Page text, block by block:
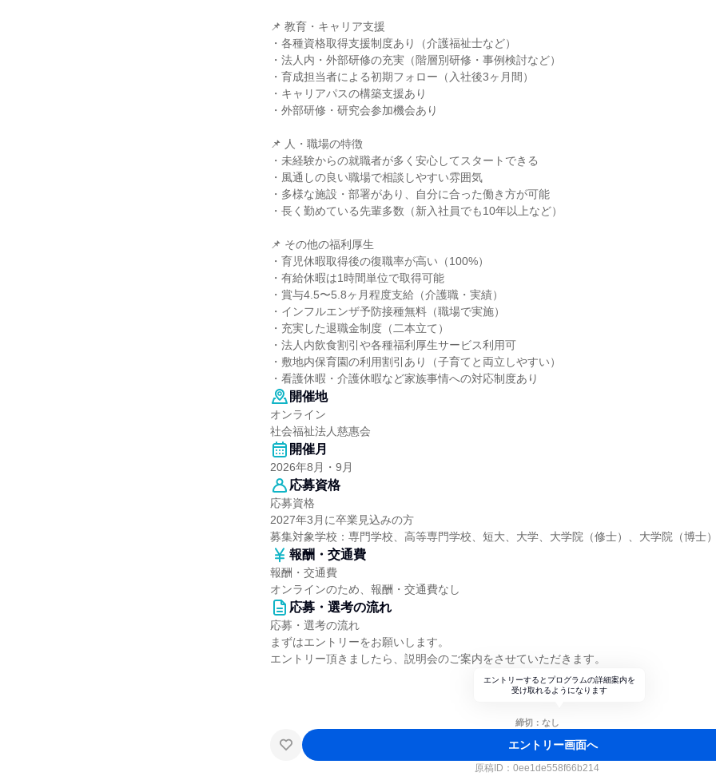
📌 教育・キャリア支援
・各種資格取得支援制度あり（介護福祉士など）
・法人内・外部研修の充実（階層別研修・事例検討など）
・育成担当者による初期フォロー（入社後3ヶ月間）
・キャリアパスの構築支援あり
・外部研修・研究会参加機会あり
📌 人・職場の特徴
・未経験からの就職者が多く安心してスタートできる
・風通しの良い職場で相談しやすい雰囲気
・多様な施設・部署があり、自分に合った働き方が可能
・長く勤めている先輩多数（新入社員でも10年以上など）
📌 その他の福利厚生
・育児休暇取得後の復職率が高い（100%）
・有給休暇は1時間単位で取得可能
・賞与4.5〜5.8ヶ月程度支給（介護職・実績）
・インフルエンザ予防接種無料（職場で実施）
・充実した退職金制度（二本立て）
・法人内飲食割引や各種福利厚生サービス利用可
・敷地内保育園の利用割引あり（子育てと両立しやすい）
・看護休暇・介護休暇など家族事情への対応制度あり
開催地
オンライン
社会福祉法人慈惠会
開催月
2026年8月・9月
応募資格
応募資格
2027年3月に卒業見込みの方
募集対象学校：専門学校、高等専門学校、短大、大学、大学院（修士）、大学院（博士）
報酬・交通費
報酬・交通費
オンラインのため、報酬・交通費なし
応募・選考の流れ
応募・選考の流れ
まずはエントリーをお願いします。
エントリー頂きましたら、説明会のご案内をさせていただきます。
エントリーするとプログラムの詳細案内を
受け取れるようになります
締切：なし
エントリー画面へ
原稿ID： 0ee1de558f66b214